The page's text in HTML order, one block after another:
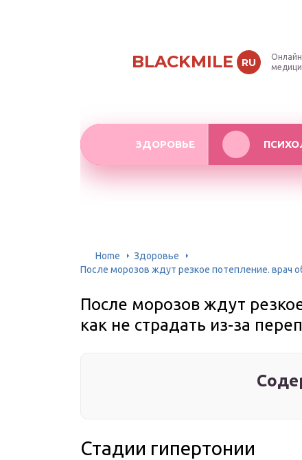
BLACKMILE RU
ЗДОРОВЬЕ
Home
Здоровье
После морозов ждут резкое потепление. врач
После морозов ждут
как не страдать из-за
Стадии гипертонии